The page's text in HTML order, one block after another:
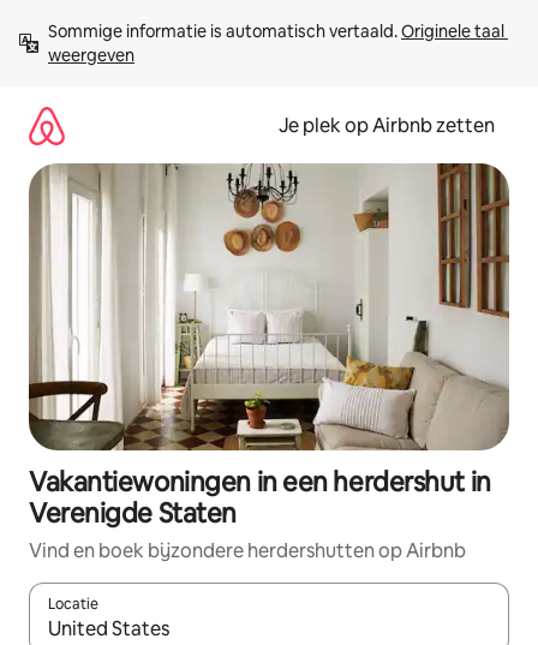
direct
naar
Sommige informatie is automatisch vertaald. Originele taal
weergeven
Je plek op Airbnb zetten
Vakantiewoningen in een herdershut in
Verenigde Staten
Vind en boek bijzondere herdershutten op Airbnb
Locatie
Wanneer er resultaten beschikbaar zijn, maak je een keuze